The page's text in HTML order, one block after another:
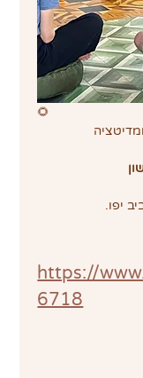
🌻
https://
6718